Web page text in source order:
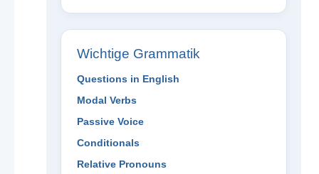
Wichtige Grammatik
Questions in English
Modal Verbs
Passive Voice
Conditionals
Relative Pronouns